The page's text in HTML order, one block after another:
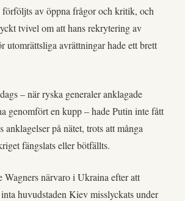
av öppna frågor och kritik, och
tvivel om att hans rekrytering av
utomrättsliga avrättningar hade ett brett
– när ryska generaler anklagade
genomfört en kupp – hade Putin inte fått
anklagelser på nätet, trots att många
fängslats eller bötfällts.
Wagners närvaro i Ukraina efter att
huvudstaden Kiev misslyckats under